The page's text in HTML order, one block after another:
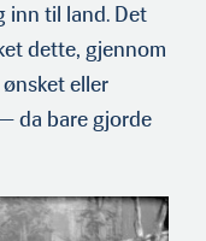
inn til land. Det
dette, gjennom
eller
da bare gjorde